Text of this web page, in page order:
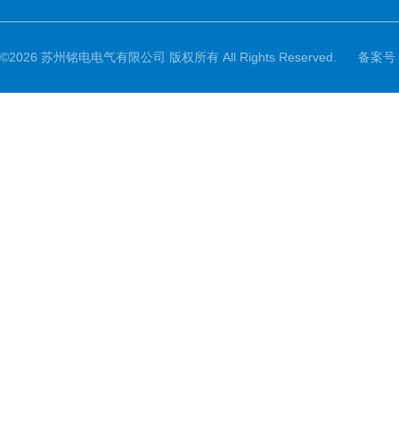
©2026 苏州铭电电气有限公司 版权所有 All Rights Reserved. 备案号